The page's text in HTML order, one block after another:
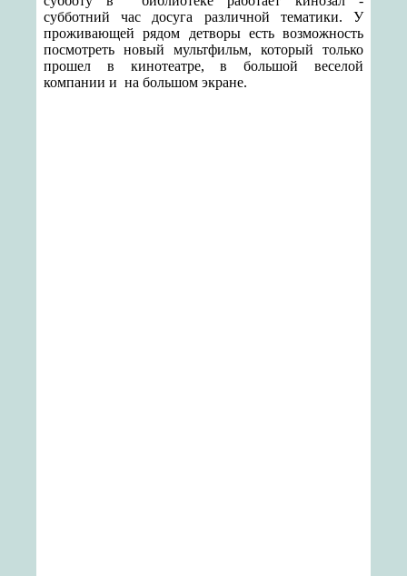
субботний час досуга различной тематики. У
проживающей рядом детворы есть возможность
посмотреть новый мультфильм, который только
прошел в кинотеатре, в большой веселой
компании и на большом экране.